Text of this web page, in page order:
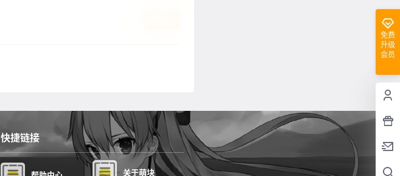
免费
升级
会员
快捷链接
关于萌块